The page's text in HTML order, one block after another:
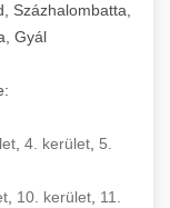
Százhalombatta,
Gyál
4. kerület 5.
, 10. kerület, 11.